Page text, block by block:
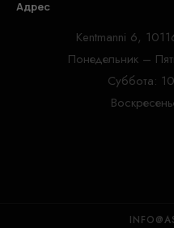
Адрес
Kentmanni 6,
Понедельник –
Суббота: